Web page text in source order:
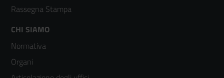
Rassegna Stampa
Footer
menù
CHI SIAMO
Normativa
Organi